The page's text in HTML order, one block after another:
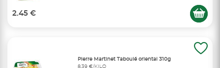
2.45 €
Pierre Martinet Taboulé oriental 310g
8,39 €/KILO